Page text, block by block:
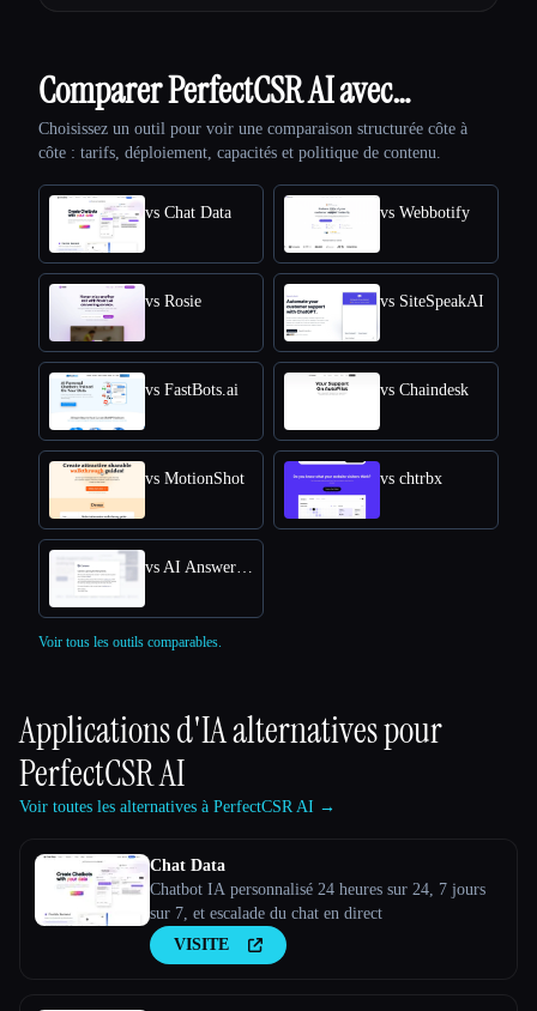
Comparer PerfectCSR AI avec…
Choisissez un outil pour voir une comparaison structurée côte à
côte : tarifs, déploiement, capacités et politique de contenu.
vs Chat Data vs Webbotify
vs Rosie vs SiteSpeakAI
vs FastBots.ai vs Chaindesk
vs MotionShot vs chtrbx
vs AI Answers by Cohere
Voir tous les outils comparables.
Applications d'IA alternatives pour
PerfectCSR AI
Voir toutes les alternatives à PerfectCSR AI →
Chat Data
Chatbot IA personnalisé 24 heures sur 24, 7 jours
sur 7, et escalade du chat en direct
VISITE